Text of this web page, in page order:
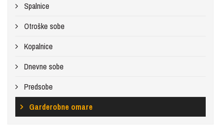
Spalnice
Otroške sobe
Kopalnice
Dnevne sobe
Predsobe
Garderobne omare